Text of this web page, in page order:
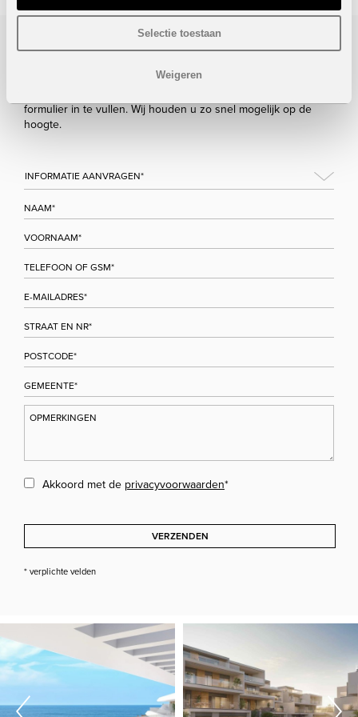
Selectie toestaan
Weigeren
formulier in te vullen. Wij houden u zo snel mogelijk op de
hoogte.
Akkoord met de privacyvoorwaarden*
VERZENDEN
* verplichte velden